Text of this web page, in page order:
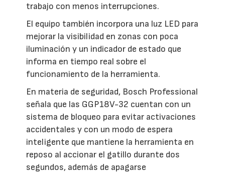
trabajo con menos interrupciones.
El equipo también incorpora una luz LED para
mejorar la visibilidad en zonas con poca
iluminación y un indicador de estado que
informa en tiempo real sobre el
funcionamiento de la herramienta.
En materia de seguridad, Bosch Professional
señala que las GGP18V-32 cuentan con un
sistema de bloqueo para evitar activaciones
accidentales y con un modo de espera
inteligente que mantiene la herramienta en
reposo al accionar el gatillo durante dos
segundos, además de apagarse